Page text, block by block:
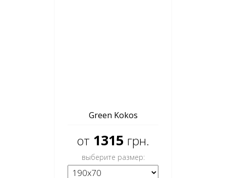
Green Kokos
от 1315 грн.
выберите размер: